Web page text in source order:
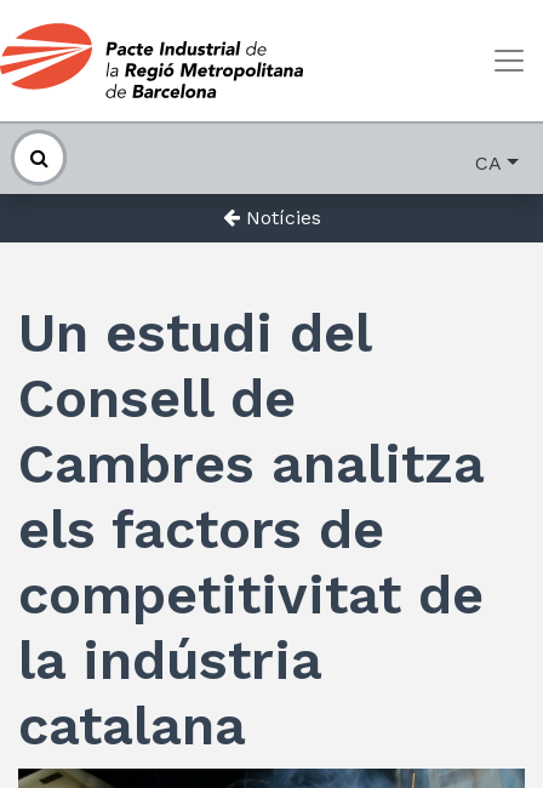
CA
Notícies
Un estudi del
Consell de
Cambres analitza
els factors de
competitivitat de
la indústria
catalana